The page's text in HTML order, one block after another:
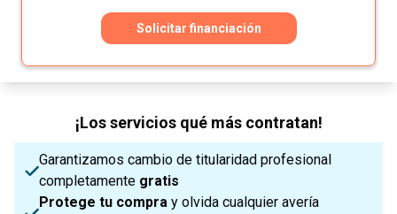
Solicitar financiación
¡Los servicios qué más contratan!
Garantizamos cambio de titularidad profesional
completamente gratis
Protege tu compra y olvida cualquier avería